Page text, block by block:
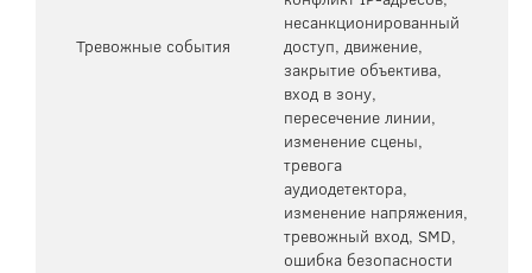
Тревожные события
несанкционированный
доступ, движение,
закрытие объектива,
вход в зону,
пересечение линии,
изменение сцены,
тревога
аудиодетектора,
изменение напряжения,
тревожный вход, SMD,
ошибка безопасности